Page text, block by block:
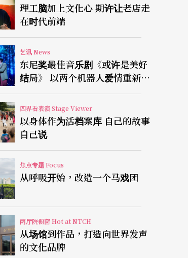
理工脑加上文化心 期许让老店走
在时代前端
艺讯 News
东尼奖最佳音乐剧《或许是美好
结局》 以两个机器人爱情重新凝
视有限人生
四界看表演 Stage Viewer
以身体作为活档案库 自己的故事
自己说
焦点专题 Focus
从呼吸开始，改造一个马戏团
两厅院橱窗 Hot at NTCH
从场馆到作品，打造向世界发声
的文化品牌